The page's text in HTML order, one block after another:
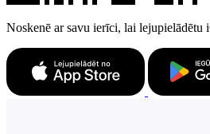
Noskenē ar savu ierīci, lai lejupielādētu